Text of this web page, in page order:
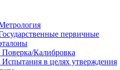
первичные
Поверка/Калибровка
Испытания в целях утверждения